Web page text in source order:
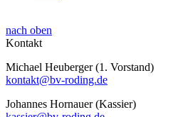
nach oben
Kontakt
Michael Heuberger (1. Vorstand)
kontakt@bv-roding.de
Johannes Hornauer (Kassier)